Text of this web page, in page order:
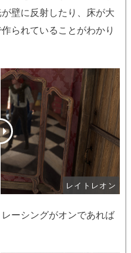
壁に反射したり、床が大
られていることがわかり
レイトレオン
ーシングがオンであれば